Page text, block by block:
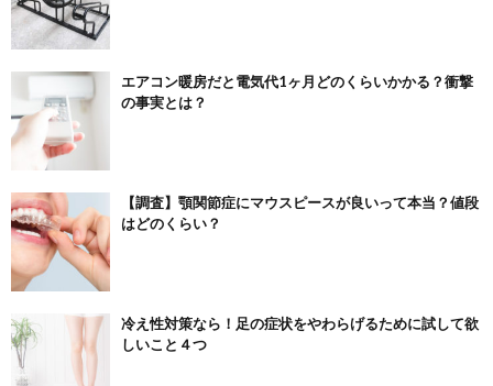
エアコン暖房だと電気代1ヶ月どのくらいかかる？衝撃
の事実とは？
【調査】顎関節症にマウスピースが良いって本当？値段
はどのくらい？
冷え性対策なら！足の症状をやわらげるために試して欲
しいこと４つ